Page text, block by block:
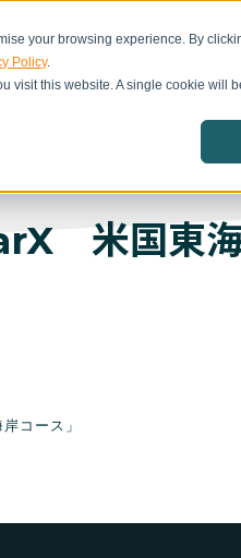
your browsing experience. By
Policy.
visit this website. A single cookie will
米国東海
コース」